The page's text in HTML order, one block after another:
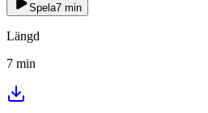
Spela7 min
Längd
7 min